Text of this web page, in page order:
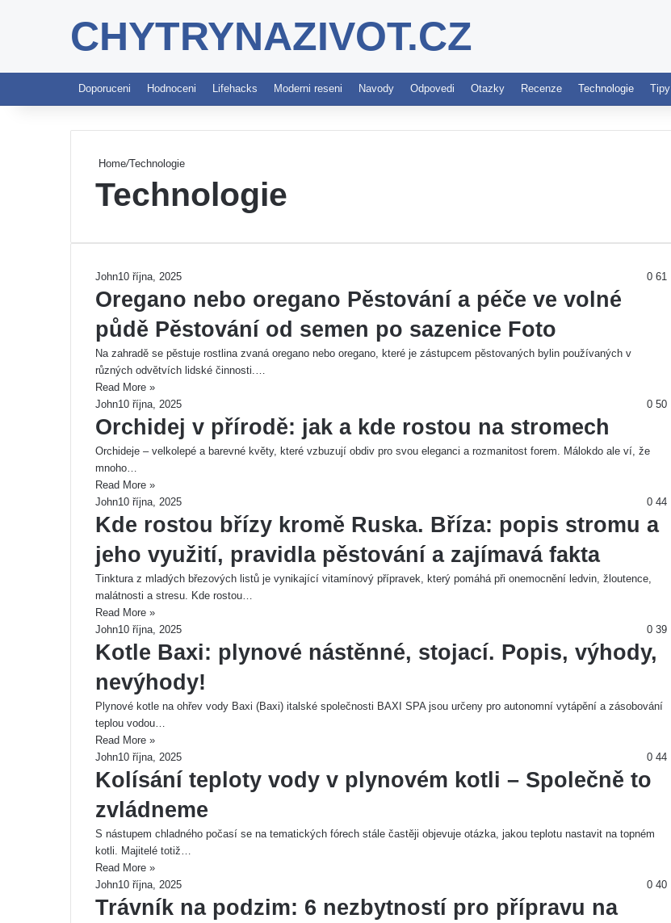
CHYTRYNAZIVOT.CZ
Doporuceni Hodnoceni Lifehacks Moderni reseni Navody Odpovedi Otazky Recenze Technologie Tipy
Home/Technologie
Technologie
John10 října, 2025 0 61
Oregano nebo oregano Pěstování a péče ve volné
půdě Pěstování od semen po sazenice Foto
Na zahradě se pěstuje rostlina zvaná oregano nebo oregano, které je zástupcem pěstovaných bylin používaných v
různých odvětvích lidské činnosti.…
Read More »
John10 října, 2025 0 50
Orchidej v přírodě: jak a kde rostou na stromech
Orchideje – velkolepé a barevné květy, které vzbuzují obdiv pro svou eleganci a rozmanitost forem. Málokdo ale ví, že
mnoho…
Read More »
John10 října, 2025 0 44
Kde rostou břízy kromě Ruska. Bříza: popis stromu a
jeho využití, pravidla pěstování a zajímavá fakta
Tinktura z mladých březových listů je vynikající vitamínový přípravek, který pomáhá při onemocnění ledvin, žloutence,
malátnosti a stresu. Kde rostou…
Read More »
John10 října, 2025 0 39
Kotle Baxi: plynové nástěnné, stojací. Popis, výhody,
nevýhody!
Plynové kotle na ohřev vody Baxi (Baxi) italské společnosti BAXI SPA jsou určeny pro autonomní vytápění a zásobování
teplou vodou…
Read More »
John10 října, 2025 0 44
Kolísání teploty vody v plynovém kotli – Společně to
zvládneme
S nástupem chladného počasí se na tematických fórech stále častěji objevuje otázka, jakou teplotu nastavit na topném
kotli. Majitelé totiž…
Read More »
John10 října, 2025 0 40
Trávník na podzim: 6 nezbytností pro přípravu na